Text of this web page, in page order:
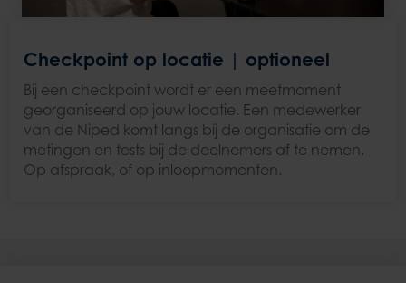
Checkpoint op locatie | optioneel
Bij een checkpoint wordt er een meetmoment
georganiseerd op jouw locatie. Een medewerker
van de Niped komt langs bij de organisatie om de
metingen en tests bij de deelnemers af te nemen.
Op afspraak, of op inloopmomenten.